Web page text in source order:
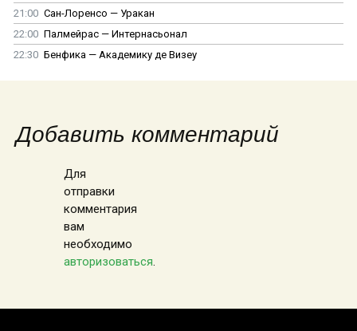
21:00 Сан-Лоренсо — Уракан
22:00 Палмейрас — Интернасьонал
22:30 Бенфика — Академику де Визеу
Добавить комментарий
Для
отправки
комментария
вам
необходимо
авторизоваться.